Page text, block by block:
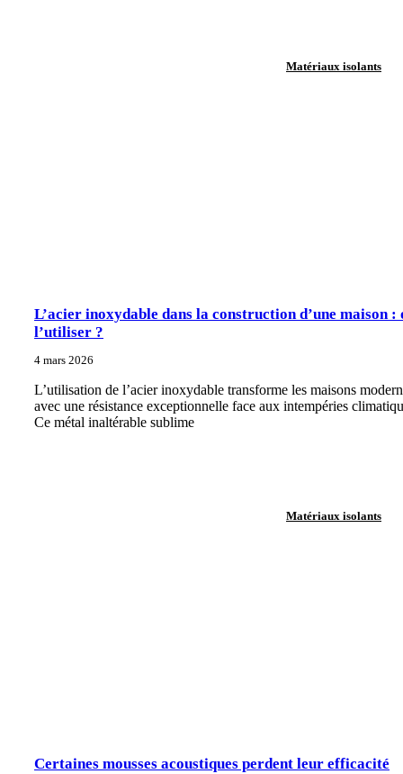
Matériaux isolants
L’acier inoxydable dans la construction d’une maison :
l’utiliser ?
4 mars 2026
L’utilisation de l’acier inoxydable transforme les maisons
avec une résistance exceptionnelle face aux intempéries
Ce métal inaltérable sublime
Matériaux isolants
Certaines mousses acoustiques perdent leur efficacité